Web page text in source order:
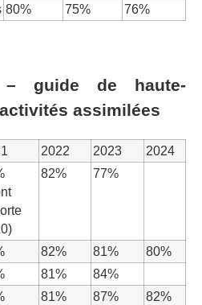
80% 75% 76%
– guide de haute-
assimilées
2022 2023
2024
82% 77%
82% 81%
80%
81%
84%
81% 87%
82%